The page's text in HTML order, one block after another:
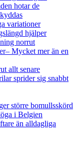
hotar de
variationer
hjälper
norrut
Mycket mer än en
allt senare
sprider sig snabbt
större bomullsskörd
i Belgien
än alldagliga